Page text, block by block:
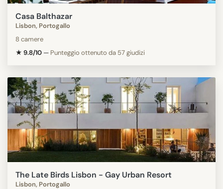
Casa Balthazar
Lisbon, Portogallo
8 camere
★ 9.8/10 — Punteggio ottenuto da 57 giudizi
The Late Birds Lisbon - Gay Urban Resort
Lisbon, Portogallo